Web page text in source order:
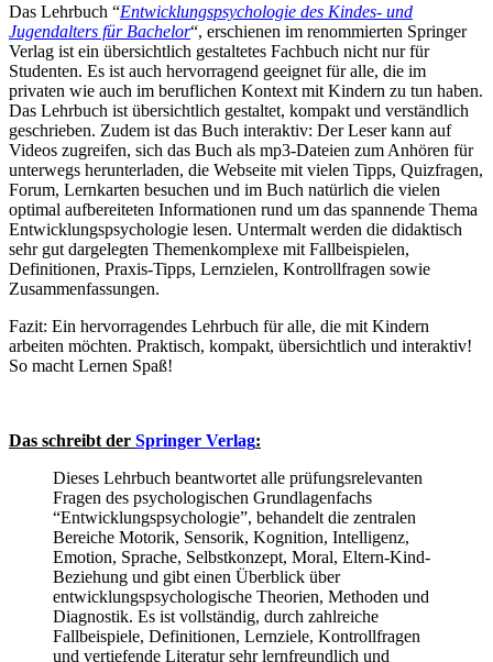
Das Lehrbuch “Entwicklungspsychologie des Kindes- und
Jugendalters für Bachelor“, erschienen im renommierten Springer
Verlag ist ein übersichtlich gestaltetes Fachbuch nicht nur für
Studenten. Es ist auch hervorragend geeignet für alle, die im
privaten wie auch im beruflichen Kontext mit Kindern zu tun haben.
Das Lehrbuch ist übersichtlich gestaltet, kompakt und verständlich
geschrieben. Zudem ist das Buch interaktiv: Der Leser kann auf
Videos zugreifen, sich das Buch als mp3-Dateien zum Anhören für
unterwegs herunterladen, die Webseite mit vielen Tipps, Quizfragen,
Forum, Lernkarten besuchen und im Buch natürlich die vielen
optimal aufbereiteten Informationen rund um das spannende Thema
Entwicklungspsychologie lesen. Untermalt werden die didaktisch
sehr gut dargelegten Themenkomplexe mit Fallbeispielen,
Definitionen, Praxis-Tipps, Lernzielen, Kontrollfragen sowie
Zusammenfassungen.
Fazit: Ein hervorragendes Lehrbuch für alle, die mit Kindern
arbeiten möchten. Praktisch, kompakt, übersichtlich und interaktiv!
So macht Lernen Spaß!
Das schreibt der Springer Verlag:
Dieses Lehrbuch beantwortet alle prüfungsrelevanten
Fragen des psychologischen Grundlagenfachs
“Entwicklungspsychologie”, behandelt die zentralen
Bereiche Motorik, Sensorik, Kognition, Intelligenz,
Emotion, Sprache, Selbstkonzept, Moral, Eltern-Kind-
Beziehung und gibt einen Überblick über
entwicklungspsychologische Theorien, Methoden und
Diagnostik. Es ist vollständig, durch zahlreiche
Fallbeispiele, Definitionen, Lernziele, Kontrollfragen
und vertiefende Literatur sehr lernfreundlich und